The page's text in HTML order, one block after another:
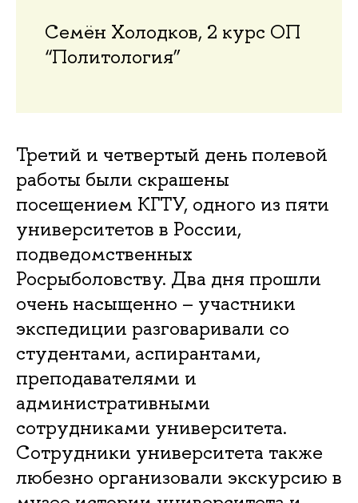
Семён Холодков, 2 курс ОП
“Политология”
Третий и четвертый день полевой
работы были скрашены
посещением КГТУ, одного из пяти
университетов в России,
подведомственных
Росрыболовству. Два дня прошли
очень насыщенно – участники
экспедиции разговаривали со
студентами, аспирантами,
преподавателями и
административными
сотрудниками университета.
Сотрудники университета также
любезно организовали экскурсию в